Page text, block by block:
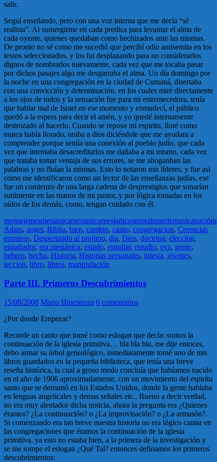
salir.
Seguí enseñando, pero con una voz interna que me decía “sé
realista”. Al sumergirme en cada predica para levantar el alma de
cada oyente, quienes quedaban como hechizados ante las mismas.
De pronto no sé como me sucedió que percibí odio antisemita en los
textos seleccionados, y los fui desplazando para no considerarlos
dignos de nombrarlos nuevamente, cada vez que me tocaba pasar
por dichos pasajes algo me desgarraba el alma. Un día domingo por
la noche en una congregación en la ciudad de Cumaná, disertaba
con una convicción y determinación, en los cuales miré directamente
a los ojos de todos y la sensación fue para mi estremecedora, tenía
que hablar mal de Israel en ese momento y enmudecí, el público
quedó a la espera para decir el amén, y yo quedé internamente
destrozado al hacerlo. Cuando se reposo mi espiritu, lloré como
nunca había llorado, oraba a dios diciéndole que me ayudara a
comprender porque sentía una conexión al pueblo judío, que cada
vez que intentaba desacreditarlos me dañaba a mi mismo, cada vez
que trataba tomar ventaja de sus errores, se me ahoganban las
palabras y no fluían la mismas. Esto lo notaron mis líderes, y fue así
como me identificaron como un lector de las enseñanzas judías, ese
fue un comienzo de una larga cadena de desprestigios que sonarían
sutilmente en las manos de mi pastor, y por lógica tomadas en los
oídos de los demás, como, tengan cuidado con él.
mensajemesmesianicamesianicomesianicosmoralmuertemusicanación
Adam, angel, Biblia, bien, cambio, canto, congregacion, Creencias
erroneas, Despertando al projimo, dia, Dios, doctrina, eleccion,
engañador, era mesiánica, estado, estudiar, estudio, eva, gente,
hebreo, hecho, Historia, Historias personales, iglesia, jóvenes,
leccion, libro, libros, manipulación
Parte III. Primeros Descubrimientos
15/08/2008 Mario Hinestroza 6 comentarios
¿Por donde Empezar?
Recorde un canto que tomé como eslogan que decía: somos la
continuación de la iglesia primitiva… bla bla bla, me dije entoces,
debo armar su árbol genealógico, inmediatamente tomé uno de mis
libros guardados en la pequeña biblioteca, que tenía una breve
reseña histórica, la cual a groso modo concluía que habíamos nacido
en el año de 1906 aproximadamente, con un movimiento del espirítu
santo que se derramó en los Estados Unidos, donde la gente hablaba
en lenguas angelicales y demas señales etc.. Bueno a decir verdad,
no era muy alentador dicha noticia, ahora la pregunta era ¿Quienes
éramos? ¿La continuación? o ¿La improvisación? o ¿La armasón?.
Si comenzando era tan breve nuestra historia no era lógico cantar en
las congregaciones que éramos la continuación de la iglesia
primitiva, ya esto no estaba bien, a la primera de la investigación y
se me rompe el eslogan ¿Qué Tal? entonces definamos los primeros
descubrimientos: